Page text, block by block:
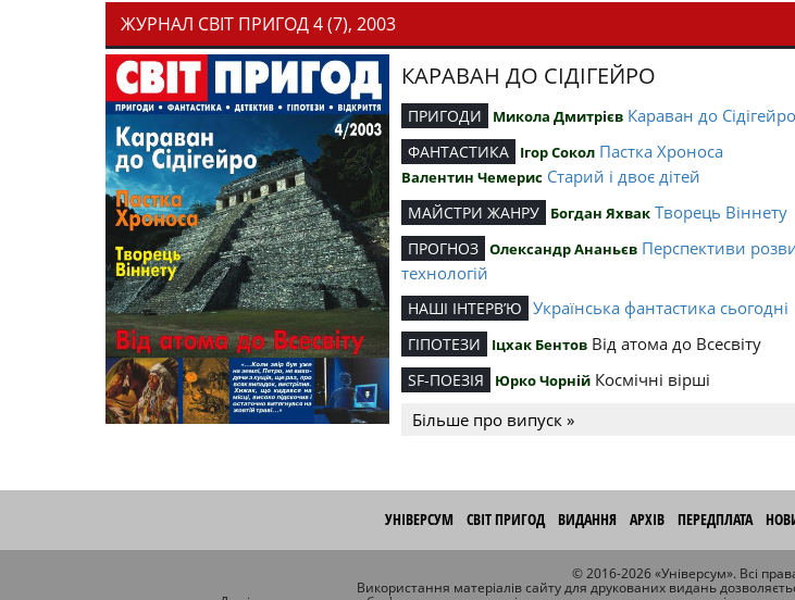
ЖУРНАЛ СВІТ ПРИГОД 4 (7), 2003
КАРАВАН ДО СІДІГЕЙРО
ПРИГОДИ Микола Дмитрієв Караван до Сідігейро
ФАНТАСТИКА Ігор Сокол Пастка Хроноса
Валентин Чемерис Старий і двоє дітей
МАЙСТРИ ЖАНРУ Богдан Яхвак Творець Віннету
ПРОГНОЗ Олександр Ананьєв Перспективи
технологій
НАШІ ІНТЕРВ’Ю Українська фантастика сьогодні
ГІПОТЕЗИ Іцхак Бентов Від атома до Всесвіту
SF-ПОЕЗІЯ Юрко Чорній Космічні вірші
Більше про випуск »
УНІВЕРСУМ СВІТ ПРИГОД ВИДАННЯ АРХІВ ПЕРЕДПЛАТА
© 2016-2026 «Універсум». Всі
Використання матеріалів сайту для друкованих видань